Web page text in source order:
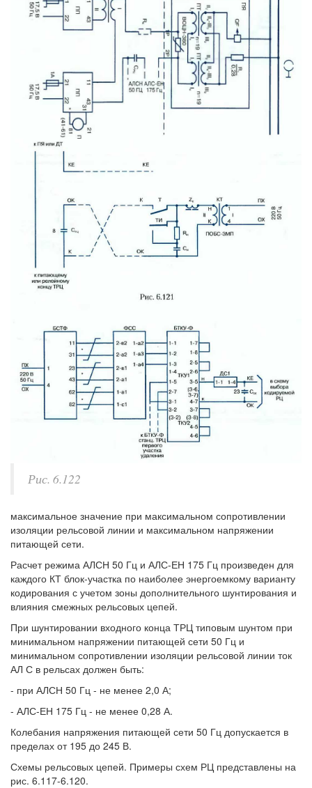
Рис. 6.122
максимальное значение при максимальном сопротивлении
изоляции рельсовой линии и максимальном напряжении
питающей сети.
Расчет режима АЛСН 50 Гц и АЛС-ЕН 175 Гц произведен для
каждого КТ блок-участка по наиболее энергоемкому варианту
кодирования с учетом зоны дополнительного шунтирования и
влияния смежных рельсовых цепей.
При шунтировании входного конца ТРЦ типовым шунтом при
минимальном напряжении питающей сети 50 Гц и
минимальном сопротивлении изоляции рельсовой линии ток
АЛ С в рельсах должен быть:
- при АЛСН 50 Гц - не менее 2,0 А;
- АЛС-ЕН 175 Гц - не менее 0,28 А.
Колебания напряжения питающей сети 50 Гц допускается в
пределах от 195 до 245 В.
Схемы рельсовых цепей. Примеры схем РЦ представлены на
рис. 6.117-6.120.